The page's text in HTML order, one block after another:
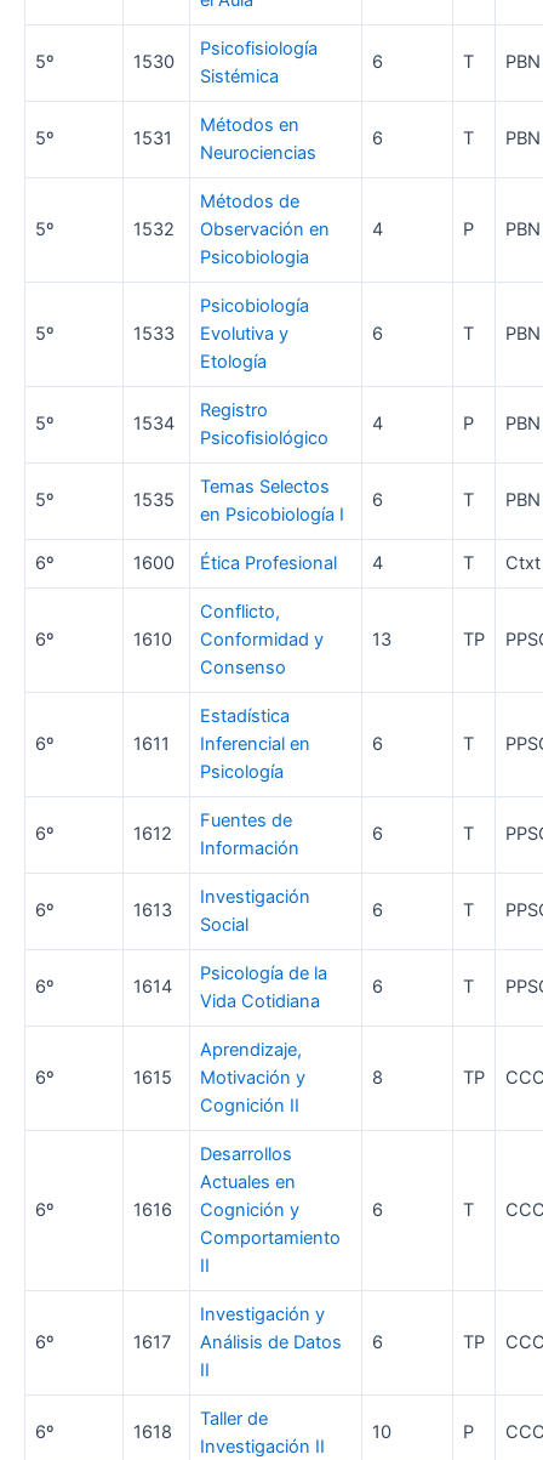
5º 1530
Psicofisiología
Sistémica
6 T PBN
5º 1531
Métodos en
Neurociencias
6 T PBN
5º 1532
Métodos de
Observación en
Psicobiologia
4 P PBN
5º 1533
Psicobiología
Evolutiva y
Etología
6 T PBN
5º 1534
Registro
Psicofisiológico
4 P PBN
5º 1535
Temas Selectos
en Psicobiología I
6 T PBN
6º 1600 Ética Profesional 4 T Ctxt
6º 1610
Conflicto,
Conformidad y
Consenso
13 TP
6º 1611
Estadística
Inferencial en
Psicología
6 T
6º 1612
Fuentes de
Información
6 T
6º 1613
Investigación
Social
6 T
6º 1614
Psicología de la
Vida Cotidiana
6 T
6º 1615
Aprendizaje,
Motivación y
Cognición II
8 TP
6º 1616
Desarrollos
Actuales en
Cognición y
Comportamiento
II
6 T
6º 1617
Investigación y
Análisis de Datos
II
6 TP
6º 1618
Taller de
Investigación II
10 P